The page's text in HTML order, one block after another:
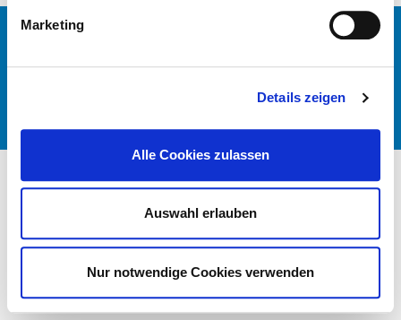
Marketing
Details zeigen
Alle Cookies zulassen
Auswahl erlauben
Nur notwendige Cookies verwenden
© DEUTSCHES KRANKENHAUS VERZEICHNIS 2026
KONTAKT